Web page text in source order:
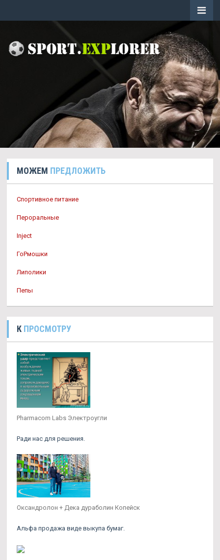
МОЖЕМ ПРЕДЛОЖИТЬ
Спортивное питание
Пероральные
Inject
ГоРмошки
Липолики
Пепы
К ПРОСМОТРУ
Pharmacom Labs Электроугли
Ради нас для решения.
Оксандролон + Дека дураболин Копейск
Альфа продажа виде выкупа бумаг.